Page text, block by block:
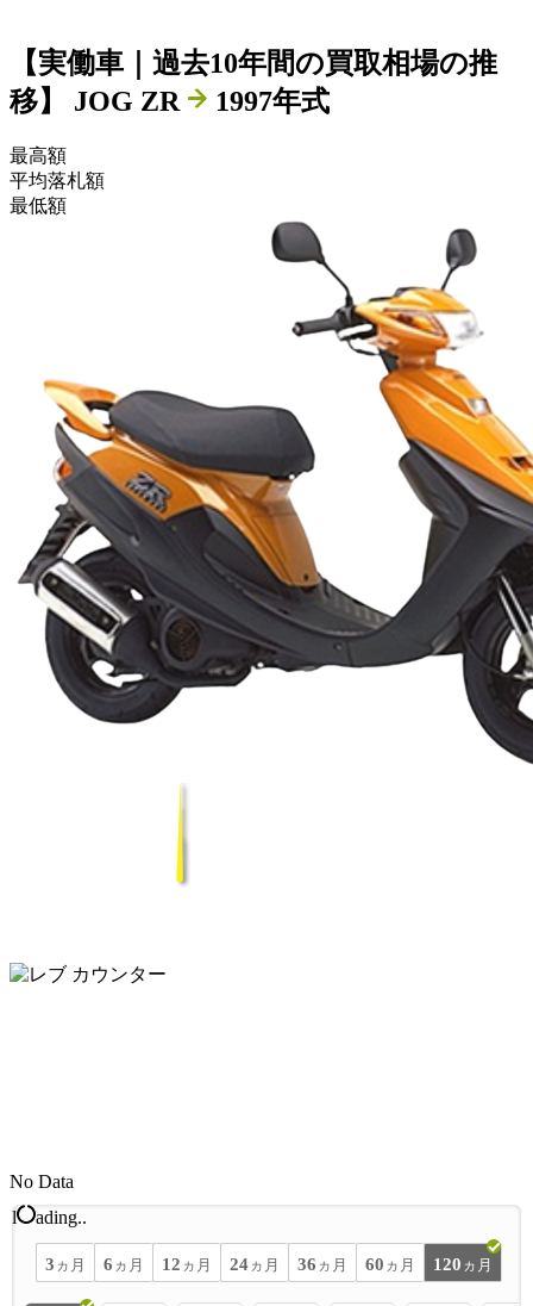
【実働車 ｜過去10年間の買取相場の推
移】 JOG ZR 1997年式
最高額
平均落札額
最低額
No Data
l
ading..
3 ヵ月 6 ヵ月 12 ヵ月 24 ヵ月 36 ヵ月 60 ヵ月 120 ヵ月